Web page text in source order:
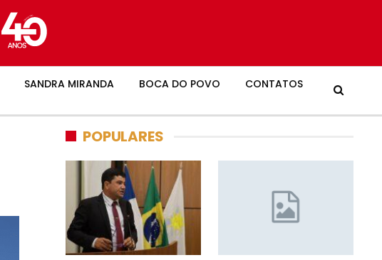
SANDRA MIRANDA BOCA DO POVO CONTATOS
POPULARES